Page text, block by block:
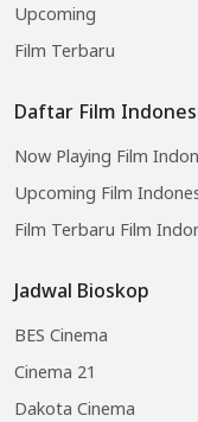
Upcoming
Film Terbaru
Daftar Film
Now Playing Film
Upcoming Film
Film Terbaru Film
Jadwal Bioskop
BES Cinema
Cinema 21
Dakota Cinema